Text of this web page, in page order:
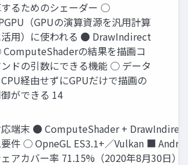
るためのシェーダー ○
（GPUの演算資源を汎用計算
活用）に使われる ● DrawIndirect
の結果を描画コ
ドの引数にできる機能 ○ データ
経由せずにGPUだけで描画の
ができる 14
端末 ● ComputeShader +
件 ○ OpneGL ES3.1+／Vulkan ■
ェアカバー率 71.15%（2020年8月30日